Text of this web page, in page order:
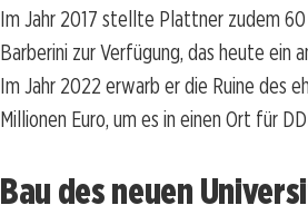
Im Jahr 2017 stellte Plattner zudem
Barberini zur Verfügung, das heute ein
Im Jahr 2022 erwarb er die Ruine des
Millionen Euro, um es in einen Ort für
Bau des neuen